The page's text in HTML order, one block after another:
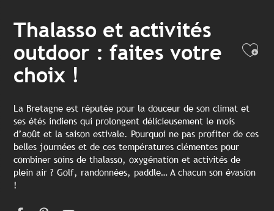
Thalasso et activités
outdoor : faites votre
choix !
La Bretagne est réputée pour la douceur de son climat et
ses étés indiens qui prolongent délicieusement le mois
d’août et la saison estivale. Pourquoi ne pas profiter de ces
belles journées et de ces températures clémentes pour
combiner soins de thalasso, oxygénation et activités de
plein air ? Golf, randonnées, paddle… A chacun son évasion
!